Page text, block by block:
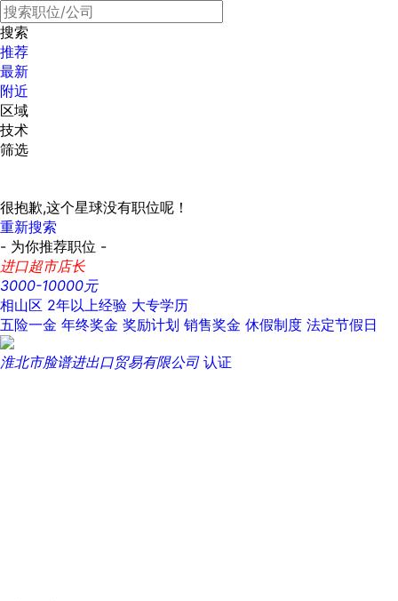
搜索
推荐
最新
附近
区域
技术
筛选
很抱歉,这个星球没有职位呢！
重新搜索
- 为你推荐职位 -
进口超市店长
3000-10000元
相山区 2年以上经验 大专学历
五险一金 年终奖金 奖励计划 销售奖金 休假制度 法定节假日
淮北市脸谱进出口贸易有限公司 认证